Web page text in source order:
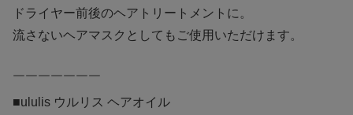
ドライヤー前後のヘアトリートメントに。
流さないヘアマスクとしてもご使用いただけます。
￣￣￣￣￣￣￣
■ululis ウルリス ヘアオイル